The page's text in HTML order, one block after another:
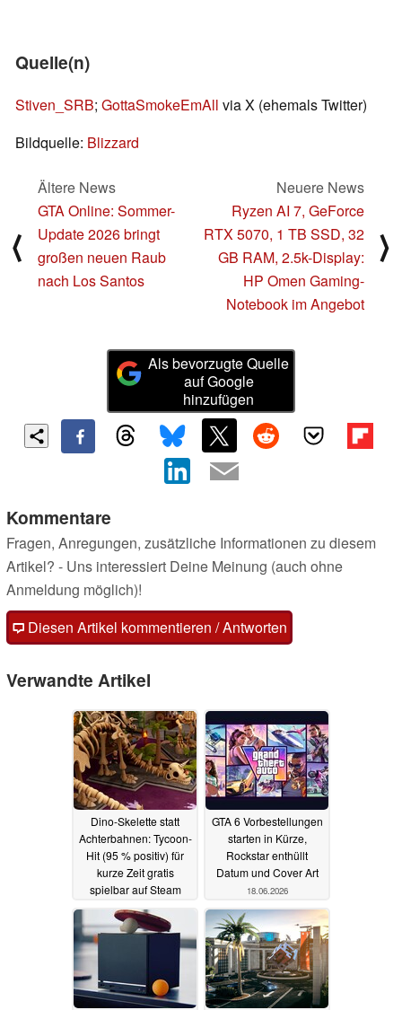
Quelle(n)
Stiven_SRB; GottaSmokeEmAll via X (ehemals Twitter)
Bildquelle: Blizzard
⟨
Ältere News
GTA Online: Sommer-
Update 2026 bringt
großen neuen Raub
nach Los Santos
Neuere News
Ryzen AI 7, GeForce
RTX 5070, 1 TB SSD, 32
GB RAM, 2.5k-Display:
HP Omen Gaming-
Notebook im Angebot
⟩
Als bevorzugte Quelle
auf Google
hinzufügen
Kommentare
Fragen, Anregungen, zusätzliche Informationen zu diesem
Artikel? - Uns interessiert Deine Meinung (auch ohne
Anmeldung möglich)!
Diesen Artikel kommentieren / Antworten
Verwandte Artikel
Dino-Skelette statt
Achterbahnen: Tycoon-
Hit (95 % positiv) für
kurze Zeit gratis
spielbar auf Steam
19.06.2026
GTA 6 Vorbestellungen
starten in Kürze,
Rockstar enthüllt
Datum und Cover Art
18.06.2026